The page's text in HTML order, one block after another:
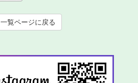
一覧ページに戻る